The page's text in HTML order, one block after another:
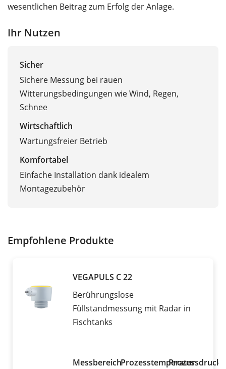
wesentlichen Beitrag zum Erfolg der Anlage.
Ihr Nutzen
Sicher
Sichere Messung bei rauen
Witterungsbedingungen wie Wind, Regen,
Schnee
Wirtschaftlich
Wartungsfreier Betrieb
Komfortabel
Einfache Installation dank idealem
Montagezubehör
Empfohlene Produkte
VEGAPULS C 22
Berührungslose
Füllstandmessung mit Radar in
Fischtanks
MessbereichProzesstemperatur
Prozessdruck